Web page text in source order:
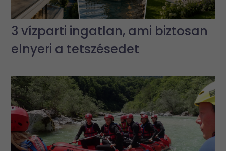
3 vízparti ingatlan, ami biztosan
elnyeri a tetszésedet